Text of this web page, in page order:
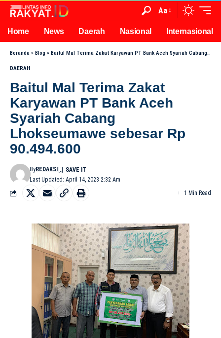
Aa
Home News Daerah Nasional Internasional
Beranda » Blog » Baitul Mal Terima Zakat Karyawan PT Bank Aceh Syariah Cabang Lhokseumawe sebesar Rp 90.494.600
DAERAH
Baitul Mal Terima Zakat
Karyawan PT Bank Aceh
Syariah Cabang
Lhokseumawe sebesar Rp
90.494.600
Last Updated: April 14, 2023 2:32 Am
ByREDAKSI
1 Min Read